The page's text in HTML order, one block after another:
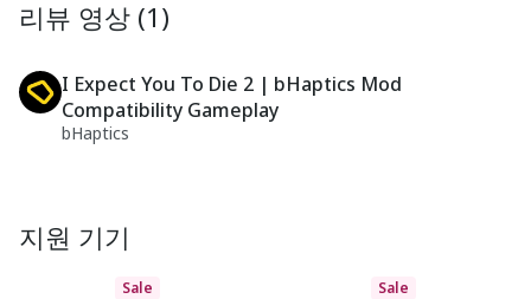
리뷰 영상 (1)
I Expect You To Die 2 | bHaptics Mod
Compatibility Gameplay
bHaptics
지원 기기
Sale Sale